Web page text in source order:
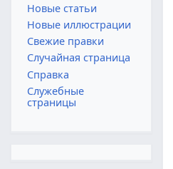
Новые статьи
Новые иллюстрации
Свежие правки
Случайная страница
Справка
Служебные
страницы